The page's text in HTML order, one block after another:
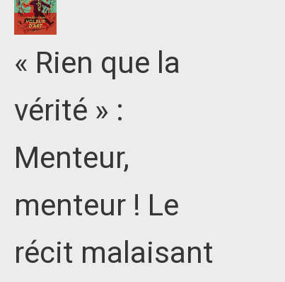
« Rien que la
vérité » :
Menteur,
menteur ! Le
récit malaisant